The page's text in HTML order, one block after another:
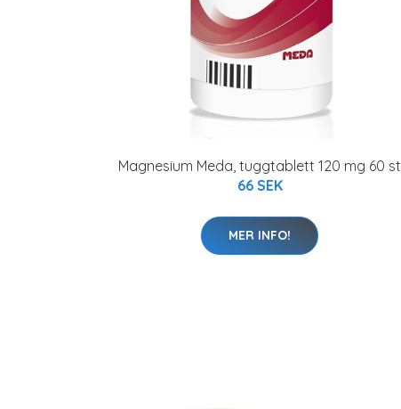
Magnesium Meda, tuggtablett 120 mg 60 st
66 SEK
MER INFO!